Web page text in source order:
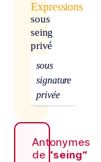
Expressions
sous
seing
privé
sous
signature
privée
Antonymes
de “seing“